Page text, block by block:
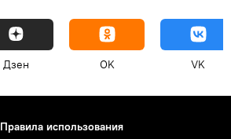
Дзен OK VK
Правила использования